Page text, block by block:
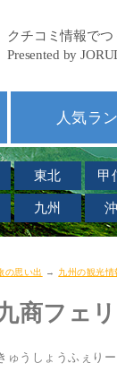
人気ラ
東北 甲
九州
の思い出 → 九州の観光情
商フェ
ゅうしょうふぇりー